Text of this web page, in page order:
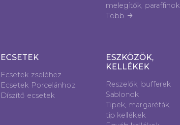
melegítők, paraffinok
Több arrow_forward
ECSETEK
Ecsetek zseléhez
Ecsetek Porcelánhoz
Díszítő ecsetek
ESZKÖZÖK,
KELLÉKEK
Reszelők, bufferek
Sablonok
Tipek, margaréták,
tip kellékek